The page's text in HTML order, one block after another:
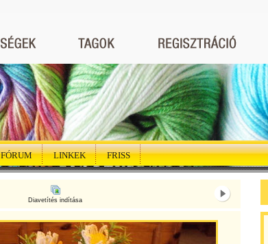
FÓRUM LINKEK FRISS
Diavetítés indítása